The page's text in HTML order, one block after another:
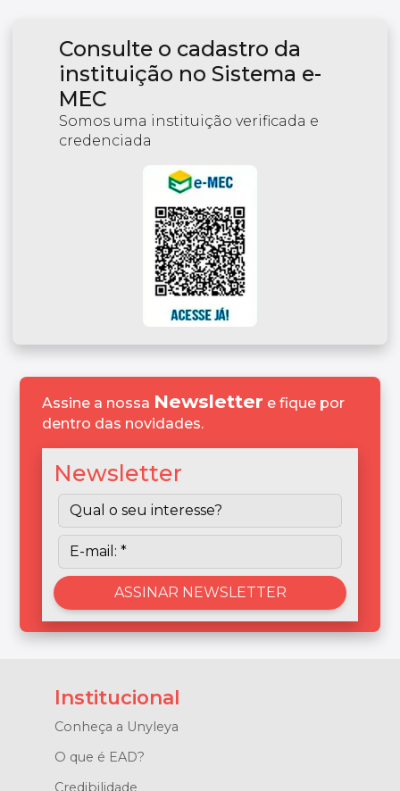
Consulte o cadastro da
instituição no Sistema e-
MEC
Somos uma instituição verificada e
credenciada
Assine a nossa Newsletter e fique por
dentro das novidades.
Newsletter
Institucional
Conheça a Unyleya
O que é EAD?